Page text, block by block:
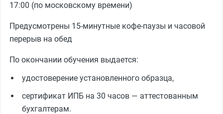
17:00 (по московскому времени)
Предусмотрены 15-минутные кофе-паузы и часовой
перерыв на обед
По окончании обучения выдается:
удостоверение установленного образца,
сертификат ИПБ на 30 часов — аттестованным
бухгалтерам.